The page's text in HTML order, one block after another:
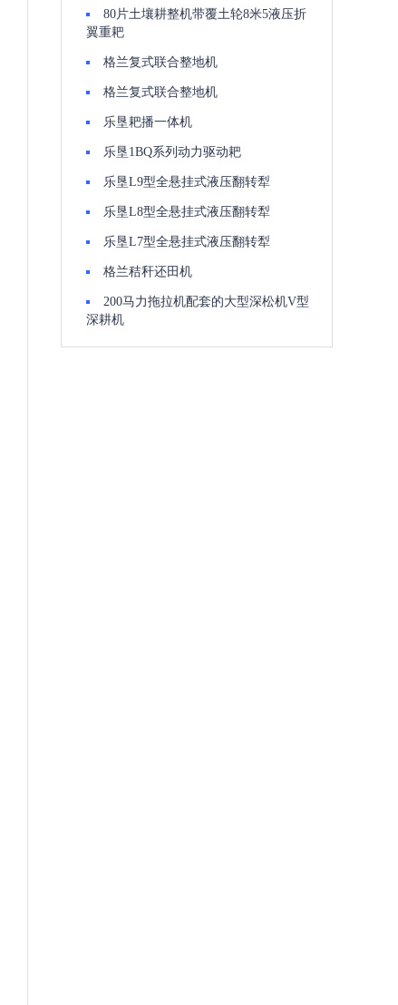
80片土壤耕整机带覆土轮8米5液压折
翼重耙
格兰复式联合整地机
格兰复式联合整地机
乐垦耙播一体机
乐垦1BQ系列动力驱动耙
乐垦L9型全悬挂式液压翻转犁
乐垦L8型全悬挂式液压翻转犁
乐垦L7型全悬挂式液压翻转犁
格兰秸秆还田机
200马力拖拉机配套的大型深松机V型
深耕机